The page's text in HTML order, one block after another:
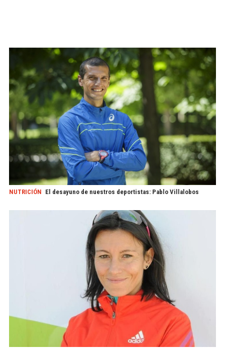
NUTRICIÓN El desayuno de nuestros deportistas: Pablo Villalobos